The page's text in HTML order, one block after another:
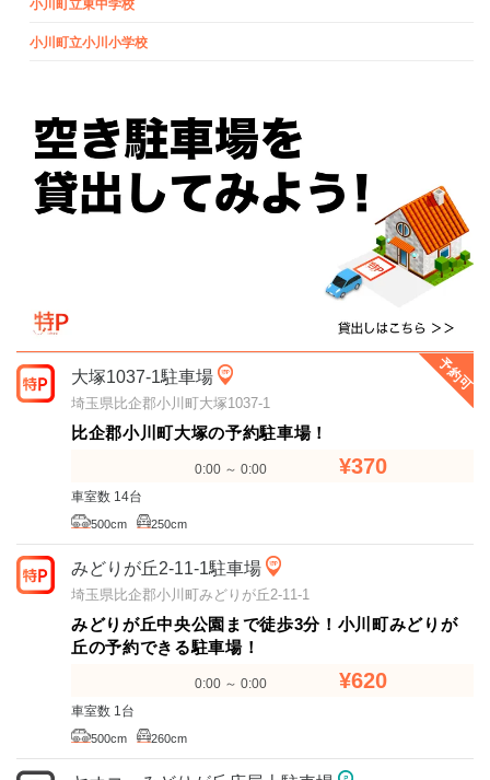
小川町立東中学校
小川町立小川小学校
予約可
大塚1037-1駐車場
埼玉県比企郡小川町大塚1037-1
比企郡小川町大塚の予約駐車場！
0:00 ～ 0:00 ¥370
車室数 14台
500cm 250cm
みどりが丘2-11-1駐車場
埼玉県比企郡小川町みどりが丘2-11-1
みどりが丘中央公園まで徒歩3分！小川町みどりが
丘の予約できる駐車場！
0:00 ～ 0:00 ¥620
車室数 1台
500cm 260cm